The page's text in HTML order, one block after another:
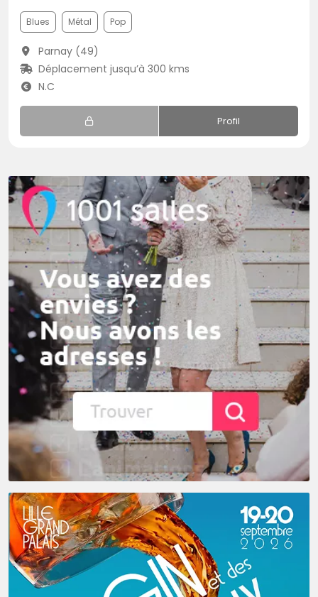
Blues Métal Pop
Parnay (49)
Déplacement jusqu’à 300 kms
N.C
Profil